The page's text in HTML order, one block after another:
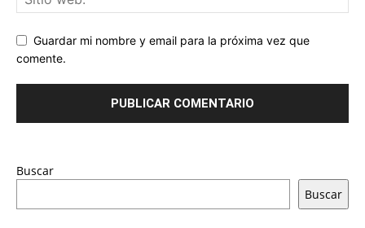
Guardar mi nombre y email para la próxima vez que
comente.
Buscar
Buscar